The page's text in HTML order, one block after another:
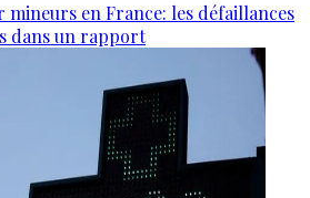
mineurs en France: les défaillances
dans un rapport